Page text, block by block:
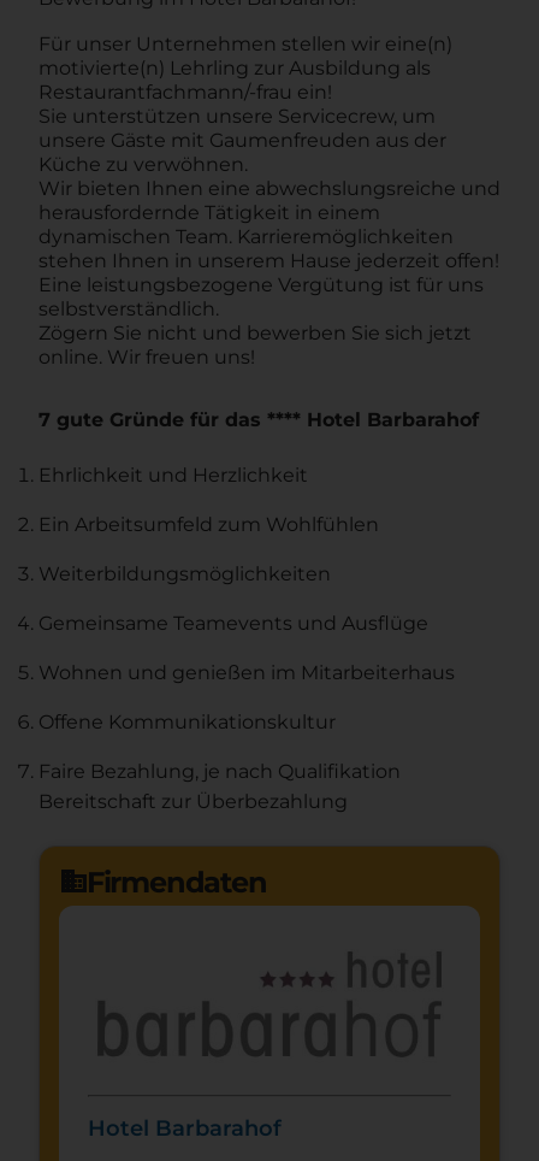
Für unser Unternehmen stellen wir eine(n)
motivierte(n) Lehrling zur Ausbildung als
Restaurantfachmann/-frau ein!
Sie unterstützen unsere Servicecrew, um
unsere Gäste mit Gaumenfreuden aus der
Küche zu verwöhnen.
Wir bieten Ihnen eine abwechslungsreiche und
herausfordernde Tätigkeit in einem
dynamischen Team. Karrieremöglichkeiten
stehen Ihnen in unserem Hause jederzeit offen!
Eine leistungsbezogene Vergütung ist für uns
selbstverständlich.
Zögern Sie nicht und bewerben Sie sich jetzt
online. Wir freuen uns!
7 gute Gründe für das **** Hotel Barbarahof
Ehrlichkeit und Herzlichkeit
Ein Arbeitsumfeld zum Wohlfühlen
Weiterbildungsmöglichkeiten
Gemeinsame Teamevents und Ausflüge
Wohnen und genießen im Mitarbeiterhaus
Offene Kommunikationskultur
Faire Bezahlung, je nach Qualifikation
Bereitschaft zur Überbezahlung
domainFirmendaten
Hotel Barbarahof